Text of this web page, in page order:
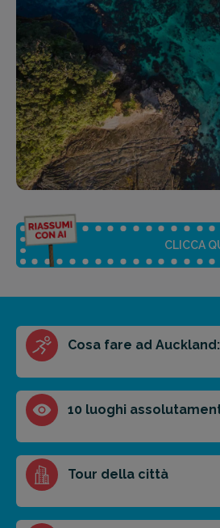
CLICCA
Riassunto dell'articolo
Scegli il formato del riassunto
Breve Medio
prossima destinazione di
FAI PREVENTIVO
Cosa fare ad
10 luoghi
Tour della città